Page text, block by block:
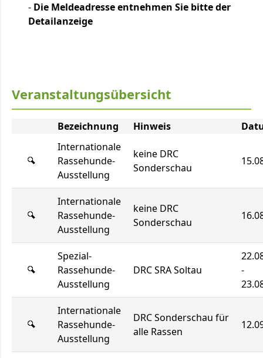
- Die Meldeadresse entnehmen Sie bitte der
Detailanzeige
Veranstaltungsübersicht
Bezeichnung Hinweis
Internationale
Rassehunde-
Ausstellung
keine DRC
Sonderschau
Internationale
Rassehunde-
Ausstellung
keine DRC
Sonderschau
Spezial-
Rassehunde-
Ausstellung
DRC SRA Soltau
-
Internationale
Rassehunde-
Ausstellung
DRC Sonderschau für
alle Rassen